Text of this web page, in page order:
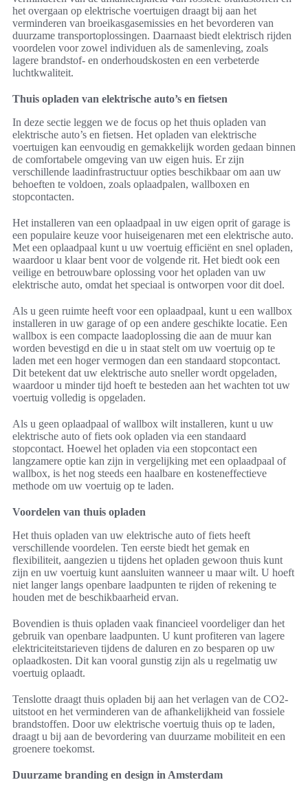
het overgaan op elektrische voertuigen draagt bij aan het
verminderen van broeikasgasemissies en het bevorderen van
duurzame transportoplossingen. Daarnaast biedt elektrisch rijden
voordelen voor zowel individuen als de samenleving, zoals
lagere brandstof- en onderhoudskosten en een verbeterde
luchtkwaliteit.
Thuis opladen van elektrische auto’s en fietsen
In deze sectie leggen we de focus op het thuis opladen van
elektrische auto’s en fietsen. Het opladen van elektrische
voertuigen kan eenvoudig en gemakkelijk worden gedaan binnen
de comfortabele omgeving van uw eigen huis. Er zijn
verschillende laadinfrastructuur opties beschikbaar om aan uw
behoeften te voldoen, zoals oplaadpalen, wallboxen en
stopcontacten.
Het installeren van een oplaadpaal in uw eigen oprit of garage is
een populaire keuze voor huiseigenaren met een elektrische auto.
Met een oplaadpaal kunt u uw voertuig efficiënt en snel opladen,
waardoor u klaar bent voor de volgende rit. Het biedt ook een
veilige en betrouwbare oplossing voor het opladen van uw
elektrische auto, omdat het speciaal is ontworpen voor dit doel.
Als u geen ruimte heeft voor een oplaadpaal, kunt u een wallbox
installeren in uw garage of op een andere geschikte locatie. Een
wallbox is een compacte laadoplossing die aan de muur kan
worden bevestigd en die u in staat stelt om uw voertuig op te
laden met een hoger vermogen dan een standaard stopcontact.
Dit betekent dat uw elektrische auto sneller wordt opgeladen,
waardoor u minder tijd hoeft te besteden aan het wachten tot uw
voertuig volledig is opgeladen.
Als u geen oplaadpaal of wallbox wilt installeren, kunt u uw
elektrische auto of fiets ook opladen via een standaard
stopcontact. Hoewel het opladen via een stopcontact een
langzamere optie kan zijn in vergelijking met een oplaadpaal of
wallbox, is het nog steeds een haalbare en kosteneffectieve
methode om uw voertuig op te laden.
Voordelen van thuis opladen
Het thuis opladen van uw elektrische auto of fiets heeft
verschillende voordelen. Ten eerste biedt het gemak en
flexibiliteit, aangezien u tijdens het opladen gewoon thuis kunt
zijn en uw voertuig kunt aansluiten wanneer u maar wilt. U hoeft
niet langer langs openbare laadpunten te rijden of rekening te
houden met de beschikbaarheid ervan.
Bovendien is thuis opladen vaak financieel voordeliger dan het
gebruik van openbare laadpunten. U kunt profiteren van lagere
elektriciteitstarieven tijdens de daluren en zo besparen op uw
oplaadkosten. Dit kan vooral gunstig zijn als u regelmatig uw
voertuig oplaadt.
Tenslotte draagt thuis opladen bij aan het verlagen van de CO2-
uitstoot en het verminderen van de afhankelijkheid van fossiele
brandstoffen. Door uw elektrische voertuig thuis op te laden,
draagt u bij aan de bevordering van duurzame mobiliteit en een
groenere toekomst.
Duurzame branding en design in Amsterdam